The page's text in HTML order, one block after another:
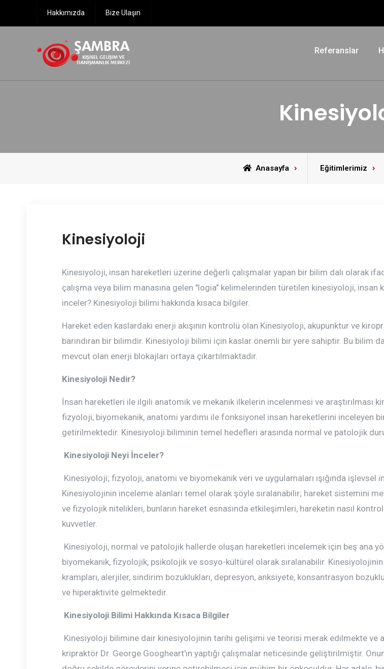
Hakkımızda Bize Ulaşın
Referanslar
Anasayfa Eğitimlerimiz
Kinesiyoloji
Kinesiyoloji, insan hareketleri üzerine değerli çalışmalar yapan bir bilim dalı olarak
çalışma veya bilim manasına gelen "logia" kelimelerinden türetilen kinesiyoloji,
inceler? Kinesiyoloji bilimi hakkında kısaca bilgiler.
Hareket eden kaslardaki enerji akışının kontrolü olan Kinesiyoloji, akupunktur ve
barındıran bir bilimdir. Kinesiyoloji bilimi için kaslar önemli bir yere sahiptir. Bu bilim
mevcut olan enerji blokajları ortaya çıkartılmaktadır.
Kinesiyoloji Nedir?
İnsan hareketleri ile ilgili anatomik ve mekanik ilkelerin incelenmesi ve araştırılması
fizyoloji, biyomekanik, anatomi yardımı ile fonksiyonel insan hareketlerini inceleyen
getirilmektedir. Kinesiyoloji biliminin temel hedefleri arasında normal ve patolojik
Kinesiyoloji Neyi İnceler?
Kinesiyoloji; fizyoloji, anatomi ve biyomekanik veri ve uygulamaları ışığında
Kinesiyolojinin inceleme alanları temel olarak şöyle sıralanabilir; hareket sistemini
ve fizyolojik nitelikleri, bunların hareket esnasında etkileşimleri, hareketin nasıl
kuvvetler.
Kinesiyoloji, normal ve patolojik hallerde oluşan hareketleri incelemek için beş ana
biyomekanik, fizyolojik, psikolojik ve sosyo-kültürel olarak sıralanabilir. Kinesiyolojinin
krampları, alerjiler, sindirim bozuklukları, depresyon, anksiyete, konsantrasyon
ve hiperaktivite gelmektedir.
Kinesiyoloji Bilimi Hakkında Kısaca Bilgiler
Kinesiyoloji bilimine dair kinesiyolojinin tarihi gelişimi ve teorisi merak edilmekte ve
kripraktör Dr. George Googheart'ın yaptığı çalışmalar neticesinde geliştirilmiştir.